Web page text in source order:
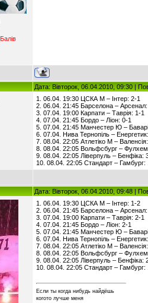
Балiв
Дата: Вівторок, 06.04.2010, 09:30 |
1. 06.04. 19:30 ЦСКА М – Інтер: 2-1
2. 06.04. 21:45 Барселона –
3. 07.04. 19:00 Карпати – Таврія: 1-1
4. 07.04. 21:45 Бордо – Ліон: 0-1
5. 07.04. 21:45 Манчестер Ю –
6. 07.04. Нива Тернопіль –
7. 08.04. 22:05 Атлетіко М –
8. 08.04. 22:05 Вольфсбург –
9. 08.04. 22:05 Ліверпуль – Бенфіка:
10. 08.04. 22:05 Стандарт – Гамбург:
Дата: Вівторок, 06.04.2010, 09:48 |
1. 06.04. 19:30 ЦСКА М – Інтер: 1-2
2. 06.04. 21:45 Барселона –
3. 07.04. 19:00 Карпати – Таврія: 2-1
4. 07.04. 21:45 Бордо – Ліон: 2-1
5. 07.04. 21:45 Манчестер Ю –
6. 07.04. Нива Тернопіль –
7. 08.04. 22:05 Атлетіко М –
8. 08.04. 22:05 Вольфсбург –
9. 08.04. 22:05 Ліверпуль – Бенфіка:
10. 08.04. 22:05 Стандарт – Гамбург:
Если ты когда нибудь найдёшь
когото лучше меня